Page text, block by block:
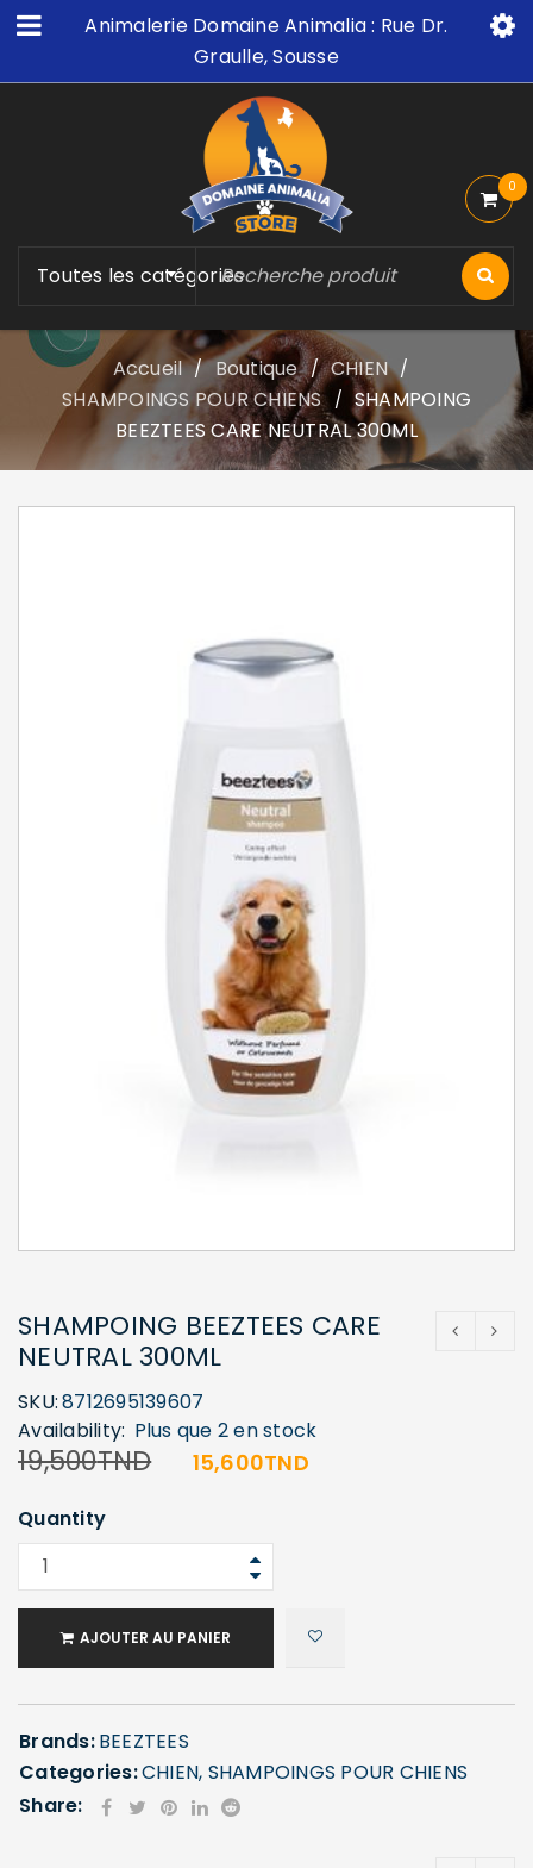
Animalerie Domaine Animalia : Rue Dr.
Graulle, Sousse
Toutes les catégories
0
Accueil / Boutique / CHIEN /
SHAMPOINGS POUR CHIENS / SHAMPOING
BEEZTEES CARE NEUTRAL 300ML
SHAMPOING BEEZTEES CARE
NEUTRAL 300ML
SKU:8712695139607
Availability: Plus que 2 en stock
19,500TND 15,600TND
Quantity
AJOUTER AU PANIER
Brands:BEEZTEES
Categories:CHIEN, SHAMPOINGS POUR CHIENS
Share: